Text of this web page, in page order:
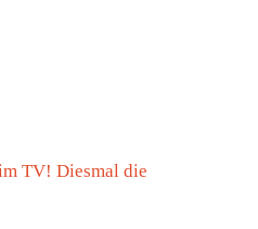
TV! Diesmal die